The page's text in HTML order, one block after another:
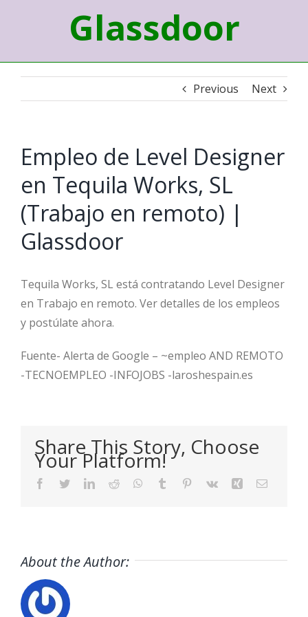
Glassdoor
Previous Next
Empleo de Level Designer
en Tequila Works, SL
(Trabajo en remoto) |
Glassdoor
Tequila Works, SL está contratando Level Designer
en Trabajo en remoto. Ver detalles de los empleos
y postúlate ahora.
Fuente- Alerta de Google – ~empleo AND REMOTO
-TECNOEMPLEO -INFOJOBS -laroshespain.es
Share This Story, Choose
Your Platform!
Facebook
TwitterLinkedIn
Reddit WhatsApp
Tumblr Pinterest
Vk Xing Email
About the Author: